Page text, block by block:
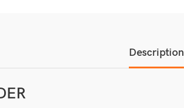
Description